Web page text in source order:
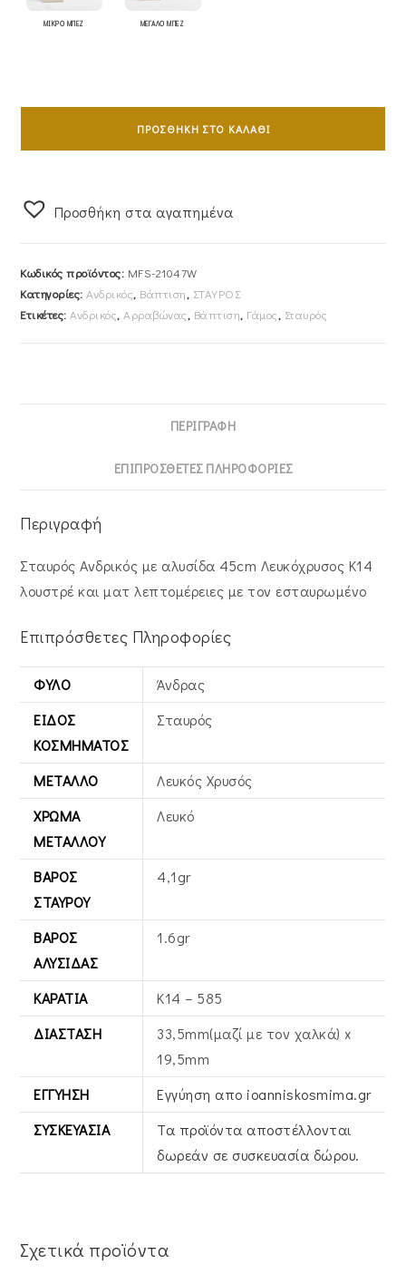
ΜΙΚΡΟ ΜΠΕΖ ΜΕΓΑΛΟ ΜΠΕΖ
Σταυρός
Με
Λευκόχρυσος
Ματ
ΠΡΟΣΘΉΚΗ ΣΤΟ ΚΑΛΆΘΙ
Προσθήκη στα αγαπημένα
Κωδικός προϊόντος: MFS-21047W
Κατηγορίες: Ανδρικός, Βάπτιση, ΣΤΑΥΡΟΣ
Ετικέτες: Ανδρικός, Αρραβώνας, Βάπτιση, Γάμος, Σταυρός
ΠΕΡΙΓΡΑΦΉ
ΕΠΙΠΡΌΣΘΕΤΕΣ ΠΛΗΡΟΦΟΡΊΕΣ
Περιγραφή
Σταυρός Ανδρικός με αλυσίδα 45cm Λευκόχρυσος Κ14
λουστρέ και ματ λεπτομέρειες με τον εσταυρωμένο
Επιπρόσθετες Πληροφορίες
ΦΎΛΟ
Άνδρας
ΕΊΔΟΣ
ΚΟΣΜΉΜΑΤΟΣ
Σταυρός
ΜΈΤΑΛΛΟ
Λευκός Xρυσός
ΧΡΏΜΑ
ΜΕΤΆΛΛΟΥ
Λευκό
ΒΆΡΟΣ
ΣΤΑΥΡΟΎ
4,1gr
ΒΆΡΟΣ
ΑΛΥΣΊΔΑΣ
1.6gr
ΚΑΡΆΤΙΑ
Κ14 – 585
ΔΙΆΣΤΑΣΗ
33,5mm(μαζί με τον χαλκά) x
19,5mm
ΕΓΓΎΗΣΗ
Εγγύηση απο ioanniskosmima.gr
ΣΥΣΚΕΥΑΣΊΑ
Τα προϊόντα αποστέλλονται
δωρεάν σε συσκευασία δώρου.
Σχετικά προϊόντα